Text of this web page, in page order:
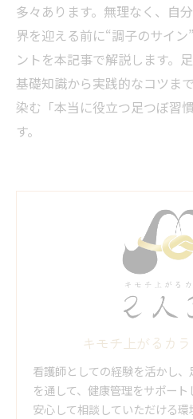
多々あります。無理なく、自
界を迎える前に“調子のサイ
ントを本記事で解説します。
基礎知識から実践的なコツま
染む「本当に役立つ足つぼ習
す。
キモチ上がるカ
看護師としての経験を活かし
を通して、健康管理をサポート
安心して相談していただける